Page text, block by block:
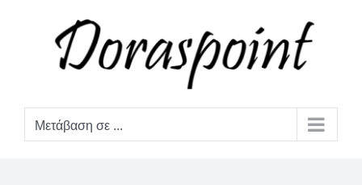
περιεχόμενο
Μετάβαση σε ...